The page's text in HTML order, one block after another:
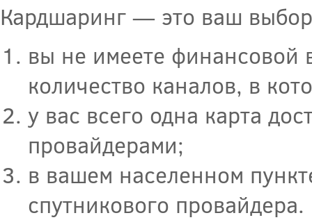
Кардшаринг — это ваш
вы не имеете финансовой
количество каналов, в
у вас всего одна карта
провайдерами;
в вашем населенном
спутникового провайдера.